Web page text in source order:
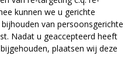
kunnen we u gerichte
van persoonsgerichte
Nadat u geaccepteerd heeft
plaatsen wij deze